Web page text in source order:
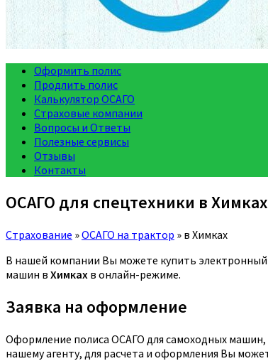
Оформить полис
Продлить полис
Калькулятор ОСАГО
Страховые компании
Вопросы и Ответы
Полезные сервисы
Отзывы
Контакты
ОСАГО для спецтехники в Химках
Страхование »ОСАГО на трактор » в Химках
В нашей компании Вы можете купить электронный
машин в Химках в онлайн-режиме.
Заявка на оформление
Оформление полиса ОСАГО для самоходных машин,
нашему агенту, для расчета и оформления Вы